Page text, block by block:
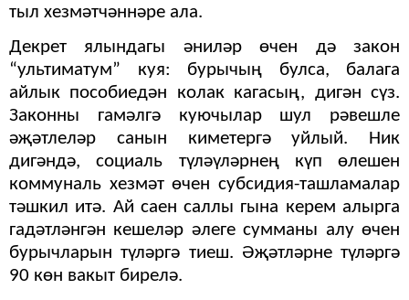
тыл хезмәтчәннәре ала.
Декрет ялындагы әниләр өчен дә закон
“ультима­тум” куя: бурычың булса, ба­лага
айлык пособиедән ко­лак кагасың, дигән сүз.
За­конны гамәлгә куючылар шул рәвешле
әҗәтлеләр санын киметергә уйлый. Ник
дигәндә, социаль түләүләрнең күп өлешен
коммуналь хезмәт өчен суб­сидия-ташламалар
тәшкил итә. Ай саен саллы гына ке­рем алырга
гадәтләнгән кешеләр әлеге сумманы алу өчен
бурычларын түләргә тиеш. Әҗәтләрне түләргә
90 көн вакыт бирелә.